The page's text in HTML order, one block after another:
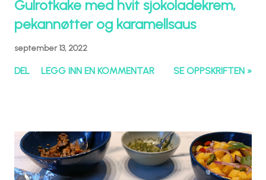
Gulrotkake med hvit sjokoladekrem,
pekannøtter og karamellsaus
september 13, 2022
DEL LEGG INN EN KOMMENTAR SE OPPSKRIFTEN »